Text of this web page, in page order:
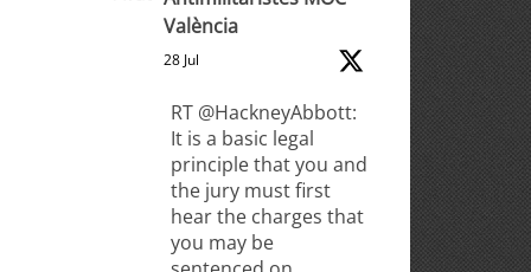
València
28 Jul
RT @HackneyAbbott:
It is a basic legal
principle that you and
the jury must first
hear the charges that
you may be